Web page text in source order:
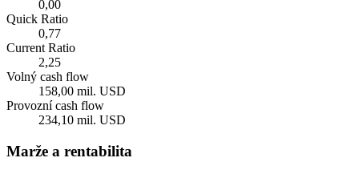
0,00
Quick Ratio
0,77
Current Ratio
2,25
Volný cash flow
158,00 mil. USD
Provozní cash flow
234,10 mil. USD
Marže a rentabilita